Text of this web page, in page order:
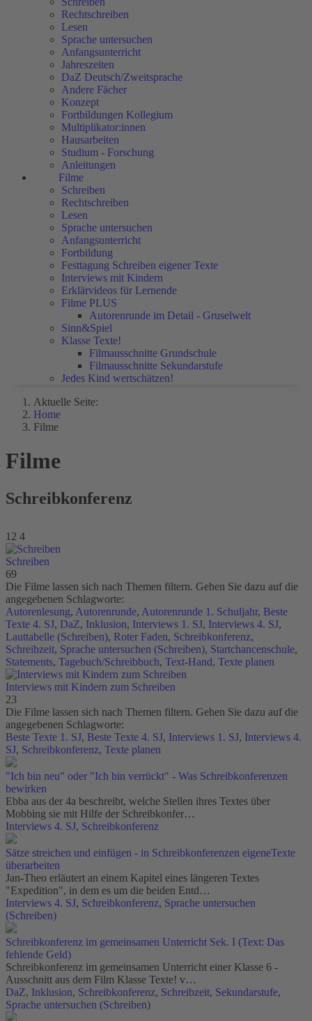
Rechtschreiben
Lesen
Sprache untersuchen
Anfangsunterricht
Jahreszeiten
DaZ Deutsch/Zweitsprache
Andere Fächer
Konzept
Fortbildungen Kollegium
Multiplikator:innen
Hausarbeiten
Studium - Forschung
Anleitungen
Filme
Schreiben
Rechtschreiben
Lesen
Sprache untersuchen
Anfangsunterricht
Fortbildung
Festtagung Schreiben eigener Texte
Interviews mit Kindern
Erklärvideos für Lernende
Filme PLUS
Autorenrunde im Detail - Gruselwelt
Sinn&Spiel
Klasse Texte!
Filmausschnitte Grundschule
Filmausschnitte Sekundarstufe
Jedes Kind wertschätzen!
Aktuelle Seite:
Home
Filme
Filme
Schreibkonferenz
12 4
Schreiben
69
Die Filme lassen sich nach Themen filtern. Gehen Sie dazu auf die
angegebenen Schlagworte:
Autorenlesung, Autorenrunde, Autorenrunde 1. Schuljahr, Beste
Texte 4. SJ, DaZ, Inklusion, Interviews 1. SJ, Interviews 4. SJ,
Lauttabelle (Schreiben), Roter Faden, Schreibkonferenz,
Schreibzeit, Sprache untersuchen (Schreiben), Startchancenschule,
Statements, Tagebuch/Schreibbuch, Text-Hand, Texte planen
Interviews mit Kindern zum Schreiben
23
Die Filme lassen sich nach Themen filtern. Gehen Sie dazu auf die
angegebenen Schlagworte:
Beste Texte 1. SJ, Beste Texte 4. SJ, Interviews 1. SJ, Interviews 4.
SJ, Schreibkonferenz, Texte planen
"Ich bin neu" oder "Ich bin verrückt" - Was Schreibkonferenzen
bewirken
Ebba aus der 4a beschreibt, welche Stellen ihres Textes über
Mobbing sie mit Hilfe der Schreibkonfer…
Interviews 4. SJ, Schreibkonferenz
Sätze streichen und einfügen - in Schreibkonferenzen eigeneTexte
überarbeiten
Jan-Theo erläutert an einem Kapitel eines längeren Textes
"Expedition", in dem es um die beiden Entd…
Interviews 4. SJ, Schreibkonferenz, Sprache untersuchen
(Schreiben)
Schreibkonferenz im gemeinsamen Unterricht Sek. I (Text: Das
fehlende Geld)
Schreibkonferenz im gemeinsamen Unterricht einer Klasse 6 -
Ausschnitt aus dem Film Klasse Texte! v…
DaZ, Inklusion, Schreibkonferenz, Schreibzeit, Sekundarstufe,
Sprache untersuchen (Schreiben)